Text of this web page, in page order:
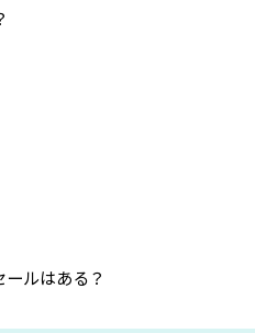
ルはある？